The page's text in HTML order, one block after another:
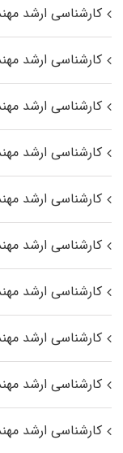
کارشناسی ارشد
کارشناسی ارشد
کارشناسی ارشد
کارشناسی ارشد
کارشناسی ارشد
کارشناسی ارشد
کارشناسی ارشد
کارشناسی ارشد
کارشناسی ارشد
کارشناسی ارشد